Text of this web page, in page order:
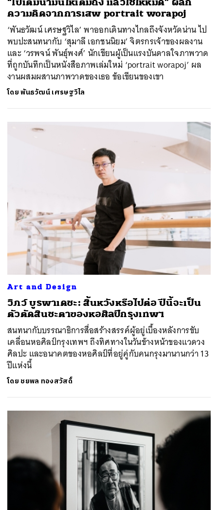
ความคิดจากการเสพ portrait worapoj
‘พันธวัฒน์ เศรษฐวิไล’ พาออกเดินทางไกลถึงจังหวัดน่าน ไป
พบปะสนทนากับ ‘สุมาลี เอกชนนิยม’ จิตรกรเจ้าของผลงาน
และ ‘วรพจน์ พันธุ์พงศ์’ นักเขียนผู้เป็นแรงบันดาลใจภาพวาด
ที่ถูกบันทึกเป็นหนังสือภาพเล่มใหม่ ‘portrait worapoj’ ผล
งานผสมผสานภาพวาดของเธอ ข้อเขียนของเขา
โดยพันธ​วัฒน์​ เ​ศร​ษ​ฐ​วิไล
Art and Design
วิภว์ บูรพาเดชะ: สิ้นหวังหรือไปต่อ ปีนี้จะเป็น
ตัวตัดสินชะตาของหอศิลป์กรุงเทพฯ
สนทนากับบรรณาธิการสื่อสร้างสรรค์ผู้อยู่เบื้องหลังการขับ
เคลื่อนหอศิลป์กรุงเทพฯ ถึงทิศทางในวันข้างหน้าของแวดวง
ศิลปะ และอนาคตของหอศิลป์ที่อยู่คู่กับคนกรุงมานานกว่า 13
ปีแห่งนี้
โดย ชยพล ทองสวัสดิ์